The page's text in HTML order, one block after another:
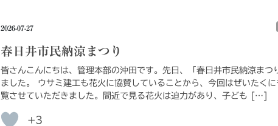
2026-07-27
春日井市民納涼まつり
皆さんこんにちは、管理本部の沖田です。先日、「春日井市民納涼まつ
ました。 ウサミ建工も花火に協賛していることから、今回はぜいたく
覧させていただきました。間近で見る花火は迫力があり、子ども […]
+3